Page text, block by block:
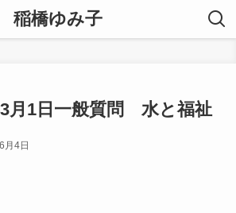
稲橋ゆみ子
月1日一般質問 水と福祉
月4日